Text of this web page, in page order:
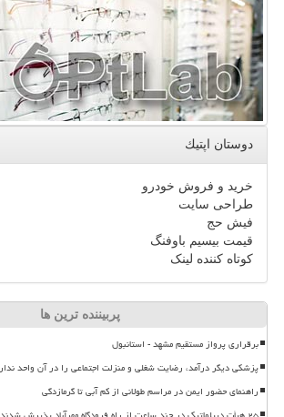
دوستان اپتیك
خرید و فروش خودرو
طراحی سایت
فیش حج
قیمت بیسیم باوفنگ
کوتاه کننده لینک
پربیننده ترین ها
برقراری پرواز مستقیم مشهد - استانبول
پزشکی دیگر درآمد، رضایت شغلی و منزلت اجتماعی را در آن واحد
راهنمای حضور ایمن در مراسم طولانی از کم آبی تا گرمازدگی